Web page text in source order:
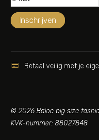
Inschrijven
 Betaal veilig met je
© 2026 Baloe big size
KVK-nummer: 88027848